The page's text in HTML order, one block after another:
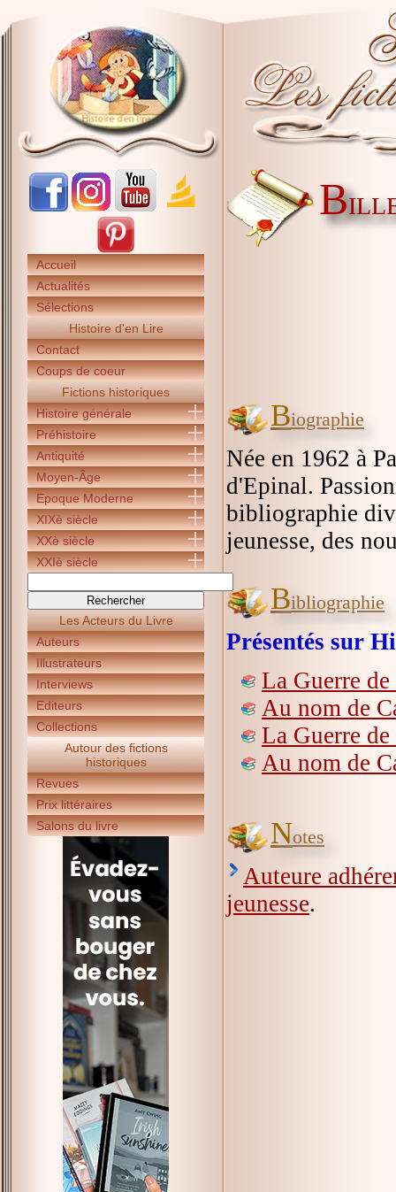
Accueil
Actualités
Sélections
Histoire d'en Lire
Contact
Coups de coeur
Fictions historiques
Histoire générale
Préhistoire
Antiquité
Moyen-Âge
Epoque Moderne
XIXè siècle
XXè siècle
XXIè siècle
Les Acteurs du Livre
Auteurs
Illustrateurs
Interviews
Editeurs
Collections
Autour des fictions
historiques
Revues
Prix littéraires
Salons du livre
B
Biographie
Née en 1962 à
d'Epinal.
bibliographie
jeunesse, des
Bibliographie
Présentés sur
La Guerre
Au nom de
La Guerre
Au nom de
Notes
Auteure
jeunesse.